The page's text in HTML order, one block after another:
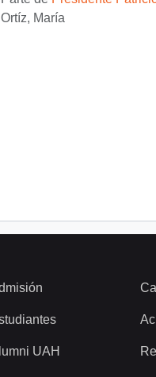
Ortíz, María
UAH